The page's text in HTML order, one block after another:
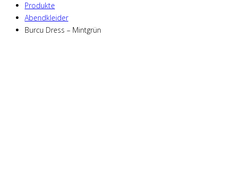
Produkte
Abendkleider
Burcu Dress – Mintgrün